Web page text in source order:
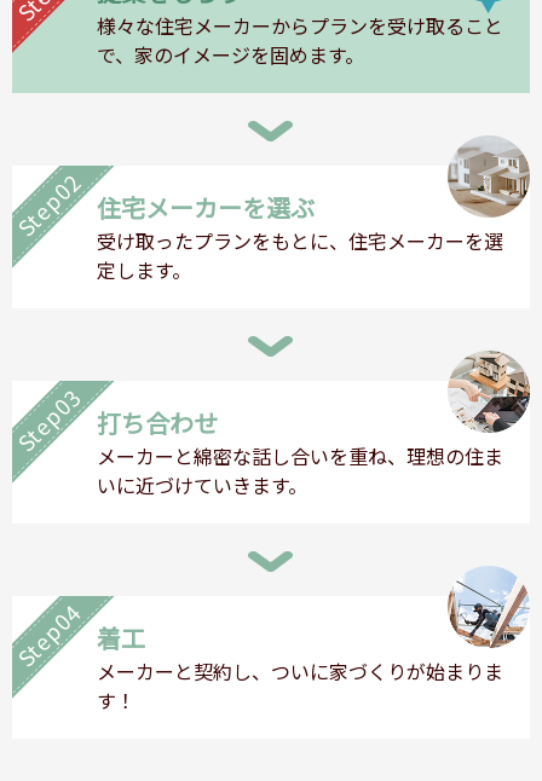
様々な住宅メーカーからプランを受け取ること
で、家のイメージを固めます。
Step02 住宅メーカーを選ぶ
受け取ったプランをもとに、住宅メーカーを選
定します。
Step03 打ち合わせ
メーカーと綿密な話し合いを重ね、理想の住ま
いに近づけていきます。
Step04 着工
メーカーと契約し、ついに家づくりが始まりま
す！